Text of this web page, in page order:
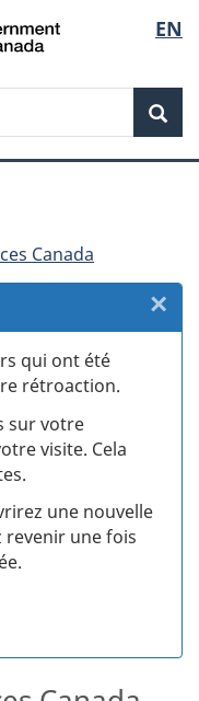
de
la
EN
Canada
qui ont été
rétroaction.
sur votre
visite. Cela
une nouvelle
une fois
×